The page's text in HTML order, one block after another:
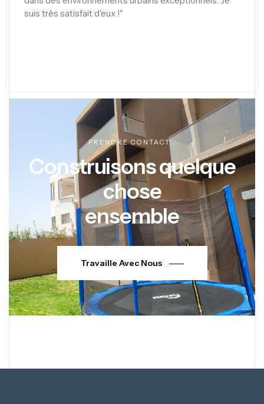
"Nous avons acheté notre premier appartement à la
Résidence ATTA grâce à SIGROUPE, et l'expérience a
PRENDRE CONTACT .
Construisons quelque
chose
ensemble
Travaille Avec Nous